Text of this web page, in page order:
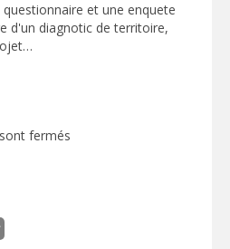
et une enquete
d'un diagnotic de territoire,
fermés